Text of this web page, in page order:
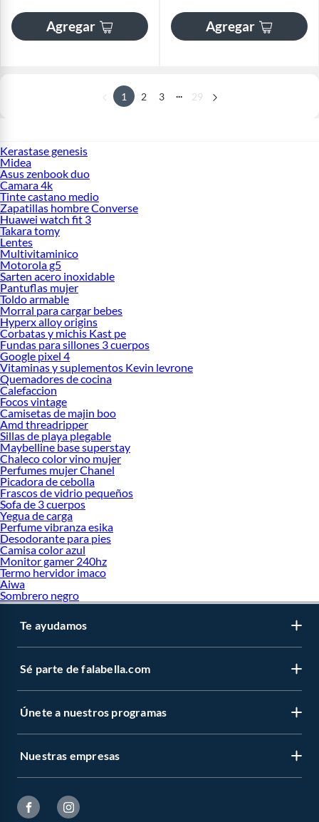
Agregar Agregar
1 2 3 ... 29
Kerastase genesis
Midea
Asus zenbook duo
Camara 4k
Tinte castano medio
Zapatillas hombre Converse
Huawei watch fit 3
Takara tomy
Lentes
Multivitaminico
Motorola g5
Sarten acero inoxidable
Pantuflas mujer
Toldo armable
Morral para cargar bebes
Hyperx alloy origins
Corbatas y michis Kast pe
Fundas para sillones 3 cuerpos
Google pixel 4
Vitaminas y suplementos Kevin levrone
Quemadores de cocina
Calefaccion
Focos vintage
Camisetas de majin boo
Amd threadripper
Sillas de playa plegable
Maybelline base superstay
Chaleco color vino mujer
Perfumes mujer Chanel
Picadora de cebolla
Frascos de vidrio pequeños
Sofa de 3 cuerpos
Yegua de carga
Perfume vibranza esika
Desodorante para pies
Camisa color azul
Monitor gamer 240hz
Termo hervidor imaco
Aiwa
Sombrero negro
Te ayudamos
Sé parte de falabella.com
Únete a nuestros programas
Nuestras empresas